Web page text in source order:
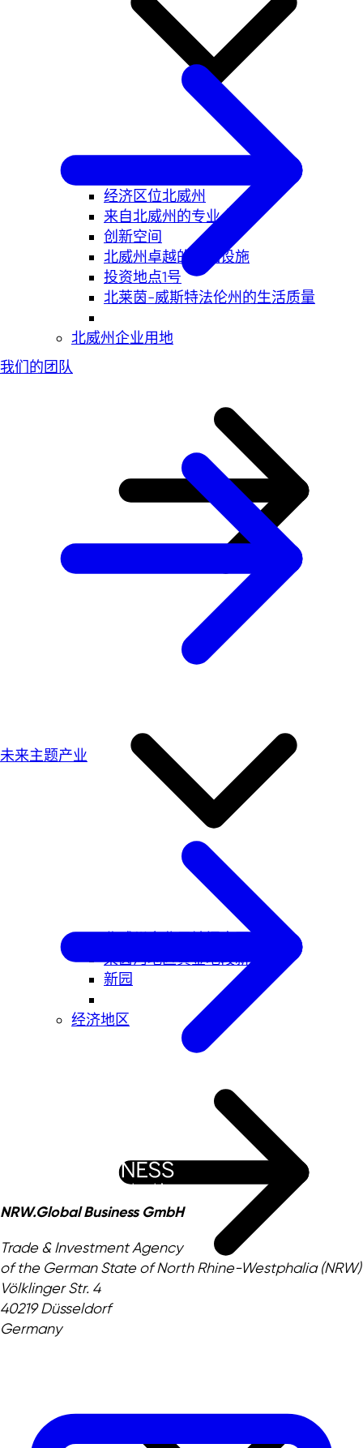
经济区位北威州
来自北威州的专业人才
创新空间
北威州卓越的基础设施
投资地点1号
北莱茵-威斯特法伦州的生活质量
北威州企业用地
莱茵河地区黄金地段新区
新园
经济地区
我们的团队
未来主题产业
NRW.Global Business GmbH
Trade & Investment Agency
of the German State of North Rhine-Westphalia (NRW)
Völklinger Str. 4
40219 Düsseldorf
Germany